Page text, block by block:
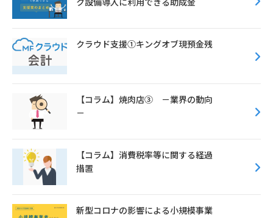
ク設備導入に利用できる助成金
クラウド支援①キングオブ現預金残
【コラム】焼肉店③ －業界の動向
－
【コラム】消費税率等に関する経過
措置
新型コロナの影響による小規模事業